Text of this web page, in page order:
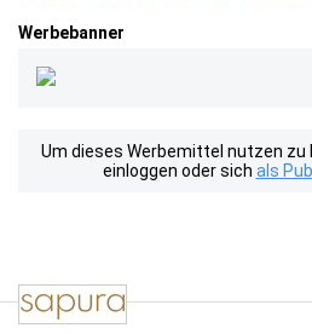
Werbebanner
Um dieses Werbemittel nutzen zu
einloggen oder sich als